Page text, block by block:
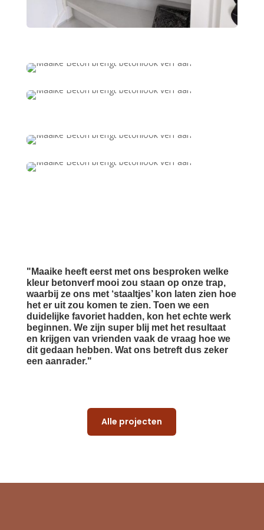
"Maaike heeft eerst met ons besproken welke
kleur betonverf mooi zou staan op onze trap,
waarbij ze ons met ‘staaltjes’ kon laten zien hoe
het er uit zou komen te zien. Toen we een
duidelijke favoriet hadden, kon het echte werk
beginnen. We zijn super blij met het resultaat
en krijgen van vrienden vaak de vraag hoe we
dit gedaan hebben. Wat ons betreft dus zeker
een aanrader."
Alle projecten